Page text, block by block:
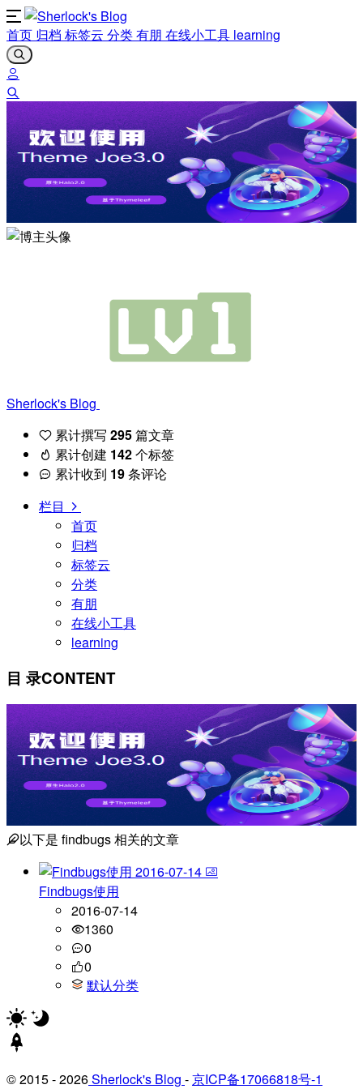
首页 归档 标签云 分类有朋 在线小工具 learning
Sherlock's Blog
累计撰写 295篇文章
累计创建 142个标签
累计收到 19条评论
栏目
首页
归档
标签云
分类
有朋
在线小工具
learning
目 录CONTENT
以下是 findbugs相关的文章
2016-07-14
Findbugs使用
2016-07-14
1360
0
0
默认分类
© 2015 - 2026Sherlock's Blog -京ICP备17066818号-1